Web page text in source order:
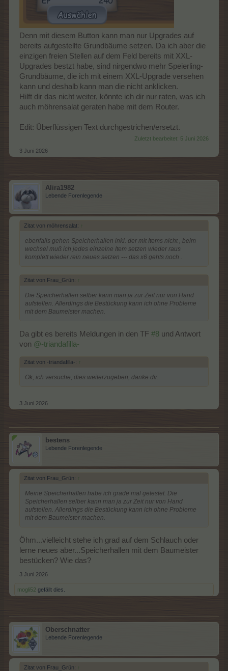
Denn mit diesem Button kann man nur Upgrades auf
bereits aufgestellte Grundbäume setzen. Da ich aber die
einzigen freien Stellen auf dem Feld bereits mit XXL-
Upgrades bestzt habe, sind nirgendwo mehr Speierling-
Grundbäume, die ich mit einem XXL-Upgrade versehen
kann und deshalb kann man die nicht anklicken.
Hilft dir das nicht weiter, könnte ich dir nur raten, was ich
auch möhrensalat geraten habe mit dem Router.
Edit: Überflüssigen Text durchgestrichen/ersetzt.
Zuletzt bearbeitet: 5 Juni 2026
3 Juni 2026
Alira1982
Lebende Forenlegende
Zitat von möhrensalat: ↑
ebenfalls gehen Speicherhallen inkl. der mit Items nicht , beim
wechsel muß ich jedes einzelne Item setzen wieder raus
komplett wieder rein neues setzen --- das x6 gehts noch .
Zitat von Frau_Grün: ↑
Die Speicherhallen selber kann man ja zur Zeit nur von Hand
aufstellen. Allerdings die Bestückung kann ich ohne Probleme
mit dem Baumeister machen.
Da gibt es bereits Meldungen in den TF #8 und Antwort
von @-triandafilla-
Zitat von -triandafilla-: ↑
Ok, ich versuche, dies weiterzugeben, danke dir.
3 Juni 2026
bestens
Lebende Forenlegende
Zitat von Frau_Grün: ↑
Meine Speicherhallen habe ich grade mal getestet. Die
Speicherhallen selber kann man ja zur Zeit nur von Hand
aufstellen. Allerdings die Bestückung kann ich ohne Probleme
mit dem Baumeister machen.
Öhm...vielleicht stehe ich grad auf dem Schlauch oder
lerne neues aber...Speicherhallen mit dem Baumeister
bestücken? Wie das?
3 Juni 2026
mogli52 gefällt dies.
Oberschnatter
Lebende Forenlegende
Zitat von Frau_Grün: ↑